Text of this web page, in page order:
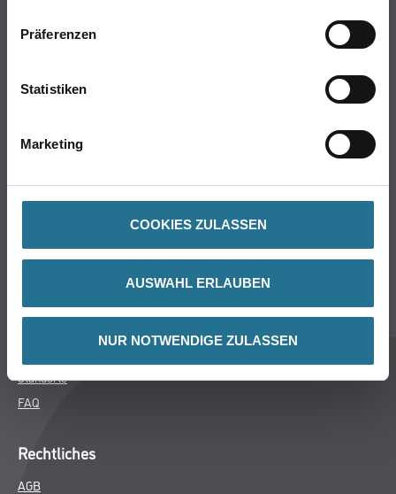
Präferenzen
Statistiken
Marketing
COOKIES ZULASSEN
AUSWAHL ERLAUBEN
NUR NOTWENDIGE ZULASSEN
Putze- und Spachtelmassen
Wand- & Deckenbeläge
Winkler & Gräbner
Services
Standorte
FAQ
Rechtliches
AGB